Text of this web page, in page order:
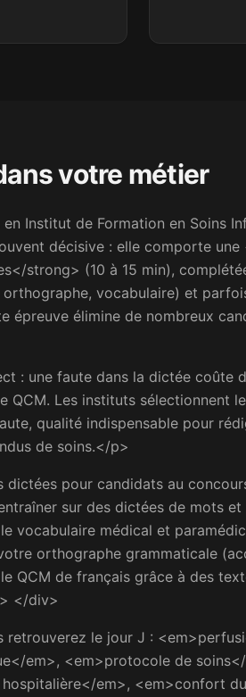
votre métier
Institut de Formation en Soins
décisive : elle comporte
strong> (10 à 15 min),
vocabulaire) et
élimine de nombreux
: une faute dans la dictée coûte
QCM. Les instituts sélectionnent
qualité indispensable pour
de soins.</p>
pour candidats au
sur des dictées de mots et
vocabulaire médical et
orthographe grammaticale
QCM de français grâce à des
</div>
le jour J :
em>, <em>protocole de
em>, <em>confort